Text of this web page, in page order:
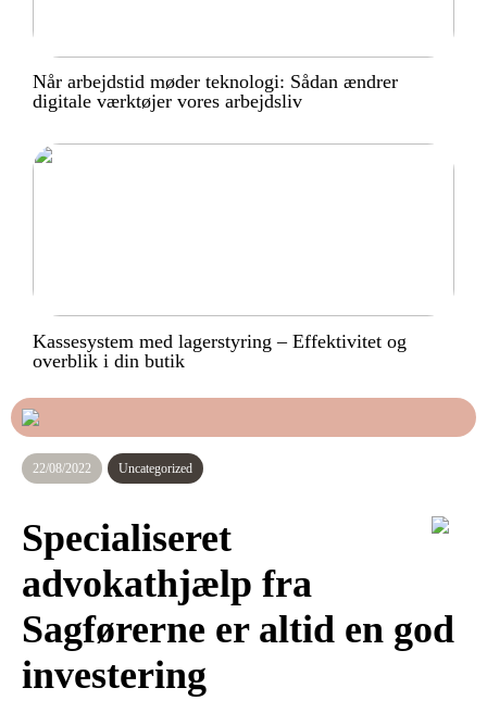
Når arbejdstid møder teknologi: Sådan ændrer
digitale værktøjer vores arbejdsliv
Kassesystem med lagerstyring – Effektivitet og
overblik i din butik
22/08/2022 Uncategorized
Specialiseret
advokathjælp fra
Sagførerne er altid en god
investering